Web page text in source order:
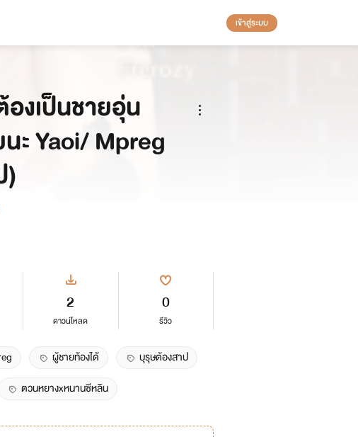
เข้าสู่ระบบ
งเป็นชายอุ่น
ะ Yaoi/ Mpreg
2
ดาวน์โหลด
0
รีวิว
ผู้ชายท้องได้
บุรุษต้องสาป
ตวนหยางxหนานซีหลิน